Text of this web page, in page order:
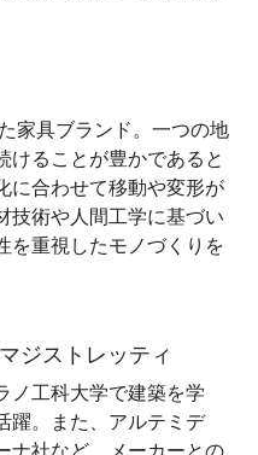
家具ブランド。一つの地
けることが豊かであると
に合わせて移動や変形が
技術や人間工学に基づい
を重視したモノづくりを
ジストレッティ
ノ工科大学で建築を学
躍。また、アルテミデ
ナ社など、メーカーとの